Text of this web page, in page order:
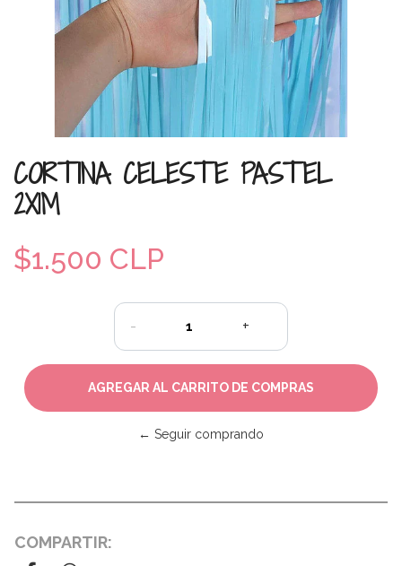
CORTINA CELESTE PASTEL
2X1M
$1.500 CLP
- +
← Seguir comprando
COMPARTIR: